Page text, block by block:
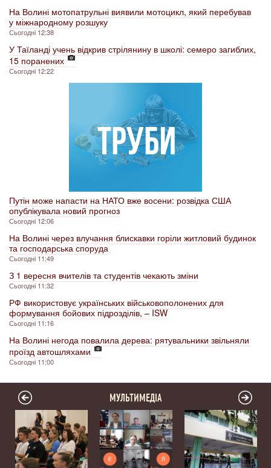
На Волині мотопатрульні виявили мотоцикл, який перебував
у міжнародному розшуку
Сьогодні 12:38
У Таїланді учень відкрив стрілянину в школі: семеро загиблих,
15 поранених
Сьогодні 12:22
Путін може напасти на НАТО вже восени: розвідка США
опублікувала новий прогноз
Сьогодні 12:06
На Волині через влучання блискавки горіли житловий будинок
та господарська споруда
Сьогодні 11:49
З 1 вересня вчителів та студентів чекають зміни
Сьогодні 11:32
РФ використовує українських військовополонених для
формування бойових підрозділів, – ISW
Сьогодні 11:16
На Волині негода повалила дерева: рятувальники звільняли
проїзд автошляхами
Сьогодні 11:00
МУЛЬТИМЕДІА